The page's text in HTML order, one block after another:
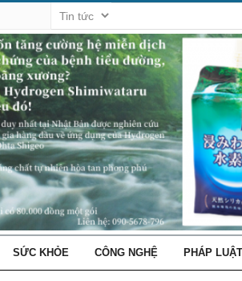
SỨC KHỎE CÔNG NGHỆ PHÁP LUẬT